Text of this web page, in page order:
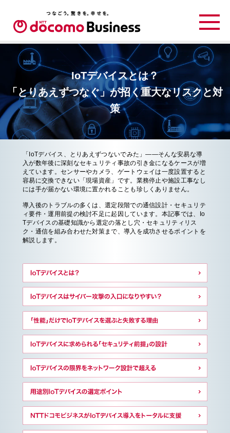
IoTデバイスとは？
「とりあえずつなぐ」が招く重大なリスクと対
策
「IoTデバイス、とりあえずつないでみた」——そんな安易な導
入が数年後に深刻なセキュリティ事故の引き金になるケースが増
えています。センサーやカメラ、ゲートウェイは一度設置すると
容易に交換できない「現場資産」です。業務停止や施設工事なし
には手が届かない環境に置かれることも珍しくありません。
導入後のトラブルの多くは、選定段階での通信設計・セキュリテ
ィ要件・運用前提の検討不足に起因しています。本記事では、Io
Tデバイスの基礎知識から選定の落とし穴・セキュリティリス
ク・通信を組み合わせた対策まで、導入を成功させるポイントを
解説します。